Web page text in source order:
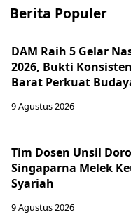
Berita Populer
DAM Raih 5 Gelar
2026, Bukti
Barat Perkuat
9 Agustus 2026
Tim Dosen Unsil
Singaparna Melek
Syariah
9 Agustus 2026